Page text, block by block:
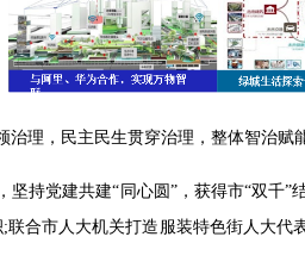
治理，民主民生贯穿治理，整体智治赋
坚持党建共建“同心圆”，获得市“双千
联合市人大机关打造服装特色街人大